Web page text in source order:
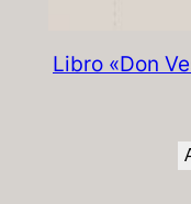
Libro «Don